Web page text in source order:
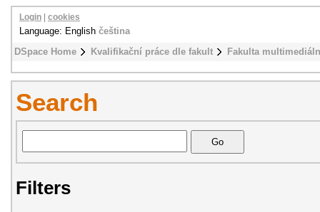
DSpace Home Kvalifikační práce dle fakult Fakulta
Login cookies
Language: English čeština
Search
Filters